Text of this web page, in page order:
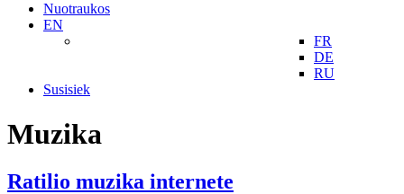
Nuotraukos
EN
FR
DE
RU
Susisiek
Muzika
Ratilio muzika internete